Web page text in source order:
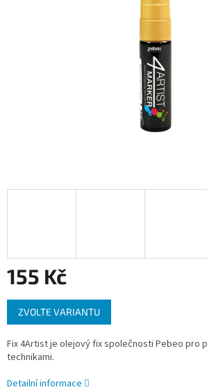
155 Kč
Měrná
cena:
ZVOLTE VARIANTU
Fix 4Artist je olejový fix společnosti Pebeo pro
technikami.
Detailní informace